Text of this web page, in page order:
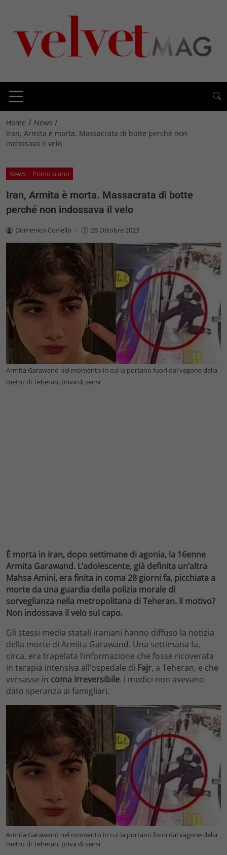
Home / News /
Iran, Armita è morta. Massacrata di botte perché non
indossava il velo
News Primo piano
Iran, Armita è morta. Massacrata di botte
perché non indossava il velo
Domenico Coviello - 28 Ottobre 2023
Armita Garawand nel momento in cui la portano fuori dal vagone della
metro di Teheran, priva di sensi
È morta in Iran, dopo settimane di agonia, la 16enne
Armita Garawand. L’adolescente, già definita un’altra
Mahsa Amini, era finita in coma 28 giorni fa, picchiata a
morte da una guardia della polizia morale di
sorveglianza nella metropolitana di Teheran. Il motivo?
Non indossava il velo sul capo.
Gli stessi media statali iraniani hanno diffuso la notizia
della morte di Armita Garawand. Una settimana fa,
circa, era trapelata l’informazione che fosse ricoverata
in terapia intensiva all’ospedale di Fajr, a Teheran, e che
versasse in coma irreversibile. I medici non avevano
dato speranza ai famigliari.
Armita Garawand nel momento in cui la portano fuori dal vagone della
metro di Teheran, priva di sensi